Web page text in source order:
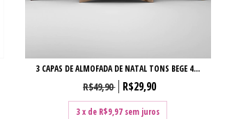
3 CAPAS DE ALMOFADA DE NATAL TONS BEGE 4...
R$49,90 R$29,90
3x de R$9,97 sem juros